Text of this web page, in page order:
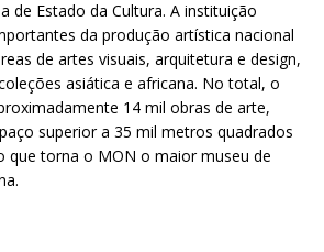
de Estado da Cultura. A instituição
da produção artística nacional
de artes visuais, arquitetura e design,
asiática e africana. No total, o
14 mil obras de arte,
superior a 35 mil metros quadrados
que torna o MON o maior museu de